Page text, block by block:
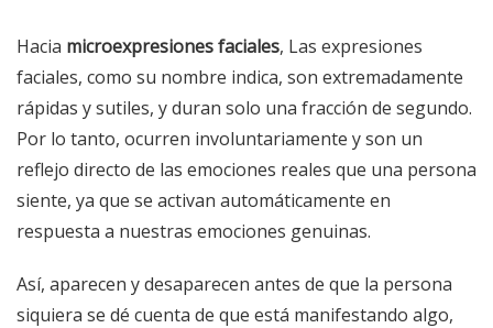
Hacia microexpresiones faciales, Las expresiones
faciales, como su nombre indica, son extremadamente
rápidas y sutiles, y duran solo una fracción de segundo.
Por lo tanto, ocurren involuntariamente y son un
reflejo directo de las emociones reales que una persona
siente, ya que se activan automáticamente en
respuesta a nuestras emociones genuinas.
Así, aparecen y desaparecen antes de que la persona
siquiera se dé cuenta de que está manifestando algo,